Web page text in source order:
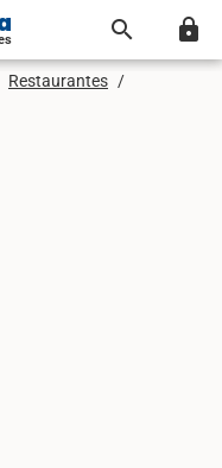
search lock
Restaurantes /